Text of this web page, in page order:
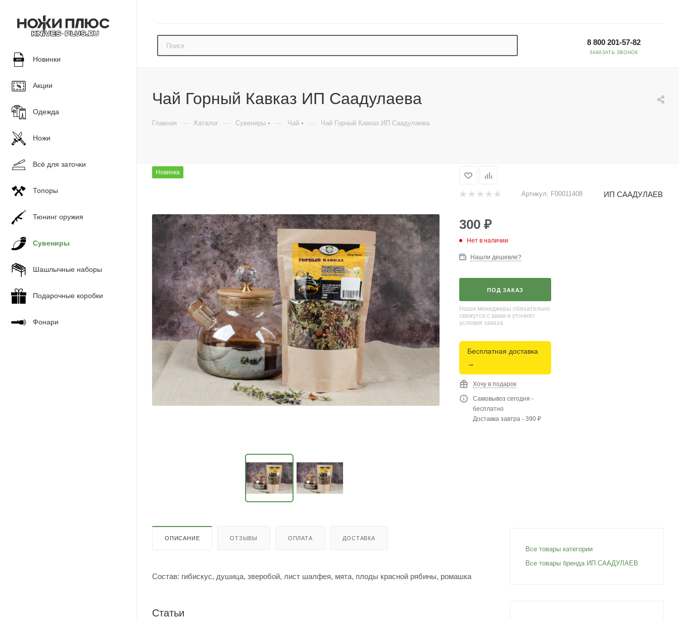
8 800 201-57-82
ЗАКАЗАТЬ ЗВОНОК
Новинки
Акции
Одежда
Ножи
Всё для заточки
Топоры
Тюнинг оружия
Сувениры
Шашлычные наборы
Подарочные коробки
Фонари
Чай Горный Кавказ ИП Саадулаева
Главная — Каталог — Сувениры — Чай — Чай Горный Кавказ ИП Саадулаева
Новинка
Артикул: F00011408 ИП СААДУЛАЕВ
300₽
Нет в наличии
Нашли дешевле?
ПОД ЗАКАЗ
Наши менеджеры обязательно
свяжутся с вами и уточнят
условия заказа
Бесплатная доставка
→
Хочу в подарок
Самовывоз сегодня -
бесплатно
Доставка завтра - 390 ₽
ОПИСАНИЕ ОТЗЫВЫ ОПЛАТА ДОСТАВКА
Состав: гибискус, душица, зверобой, лист шалфея, мята, плоды красной рябины, ромашка
Статьи
Все товары категории
Все товары бренда ИП СААДУЛАЕВ